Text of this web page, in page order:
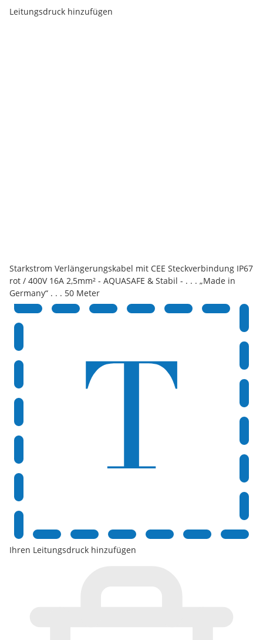
Leitungsdruck hinzufügen
Starkstrom Verlängerungskabel mit CEE Steckverbindung IP67
rot / 400V 16A 2,5mm² - AQUASAFE & Stabil - . . . „Made in
Germany“ . . . 50 Meter
Ihren Leitungsdruck hinzufügen